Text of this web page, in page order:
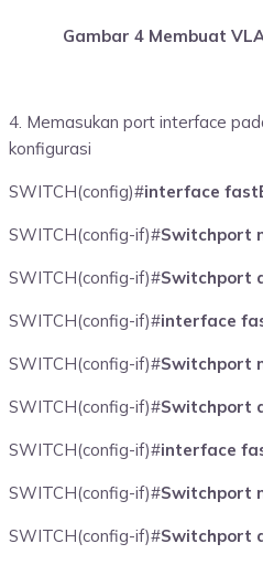
Gambar 4 Membuat
4. Memasukan port interface
konfigurasi
SWITCH(config)#interface
SWITCH(config-if)#Switchport
SWITCH(config-if)#Switchport
SWITCH(config-if)#interface
SWITCH(config-if)#Switchport
SWITCH(config-if)#Switchport
SWITCH(config-if)#interface
SWITCH(config-if)#Switchport
SWITCH(config-if)#Switchport